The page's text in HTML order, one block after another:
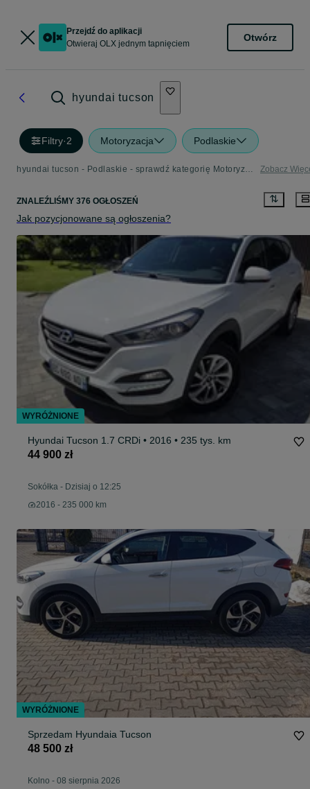
Przejdź do aplikacji
Otwieraj OLX jednym tapnięciem
Otwórz
hyundai tucson
Filtry·2 Motoryzacja Podlaskie
hyundai tucson - Podlaskie - sprawdź kategorię Motoryzacja Zobacz
ZNALEŹLIŚMY 376 OGŁOSZEŃ
Jak pozycjonowane są ogłoszenia?
Hyundai Tucson 1.7 CRDi • 2016 • 235 tys. km
44 900 zł
Sokółka - Dzisiaj o 12:25
2016 - 235 000 km
Sprzedam Hyundaia Tucson
48 500 zł
Kolno - 08 sierpnia 2026
WYRÓŻNIONE
WYRÓŻNIONE